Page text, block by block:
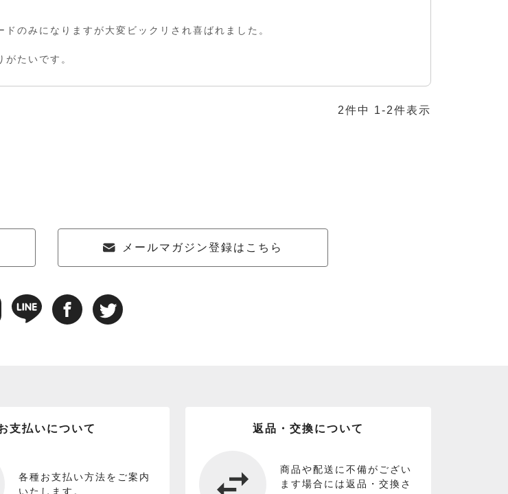
のみになりますが大変ビックリされ喜ばれました。
たいです。
2件中 1-2件表示
メールマガジン登録はこちら
支払いについて
各種お支払い方法をご案内
いたします。
返品・交換について
商品や配送に不備がござい
ます場合には返品・交換さ